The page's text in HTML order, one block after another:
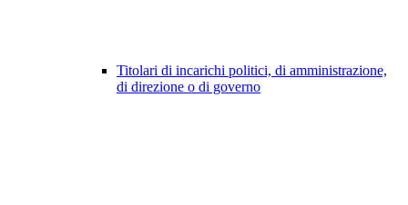
Titolari di incarichi politici, di amministrazione,
di direzione o di governo